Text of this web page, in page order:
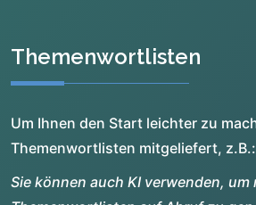
Themenwortlisten
Um Ihnen den Start leichter zu
Themenwortlisten mitgeliefert, z.B.:
Sie können auch KI verwenden, um